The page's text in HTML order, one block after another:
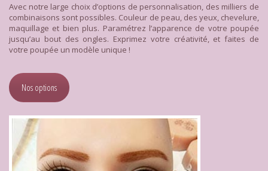
Avec notre large choix d’options de personnalisation, des milliers de
combinaisons sont possibles. Couleur de peau, des yeux, chevelure,
maquillage et bien plus. Paramétrez l’apparence de votre poupée
jusqu’au bout des ongles. Exprimez votre créativité, et faites de
votre poupée un modèle unique !
Nos options